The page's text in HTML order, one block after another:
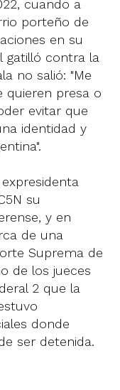
cuando a
porteño de
en su
gatilló contra la
no salió: "Me
quieren presa o
evitar que
identidad y
su
y en
de una
Suprema de
de los jueces
2 que la
donde
ser detenida.